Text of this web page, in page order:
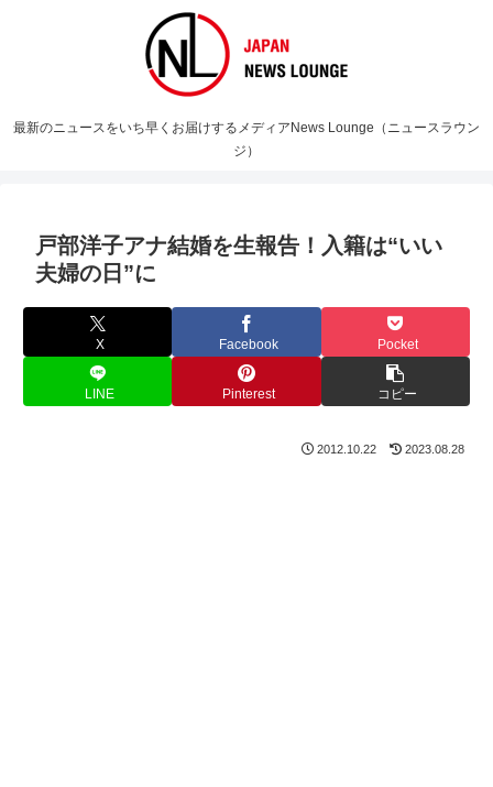
最新のニュースをいち早くお届けするメディアNews Lounge（ニュースラウン
ジ）
戸部洋子アナ結婚を生報告！入籍は“いい
夫婦の日”に
X Facebook Pocket
LINE Pinterest コピー
2012.10.22 2023.08.28